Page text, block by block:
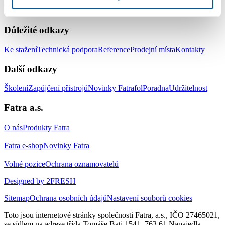
izolaci jezírek a vodních plochDoplňky
Důležité odkazy
Ke staženíTechnická podporaReferenceProdejní místaKontakty
Další odkazy
ŠkoleníZapůjčení přistrojůNovinky FatrafolPoradnaUdržitelnost
Fatra a.s.
O násProdukty Fatra
Fatra e-shopNovinky Fatra
Volné poziceOchrana oznamovatelů
Designed by 2FRESH
SitemapOchrana osobních údajůNastavení souborů cookies
Toto jsou internetové stránky společnosti Fatra, a.s., IČO 27465021,